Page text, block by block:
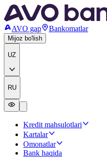
AVO gap Bankomatlar
Mijoz bo'lish
UZ
RU
Kredit mahsulotlari
Kartalar
Omonatlar
Bank haqida